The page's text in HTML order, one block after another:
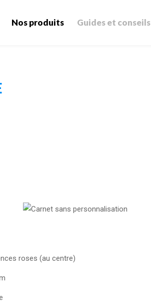
Nos produits Guides et conseils
roses (au centre)